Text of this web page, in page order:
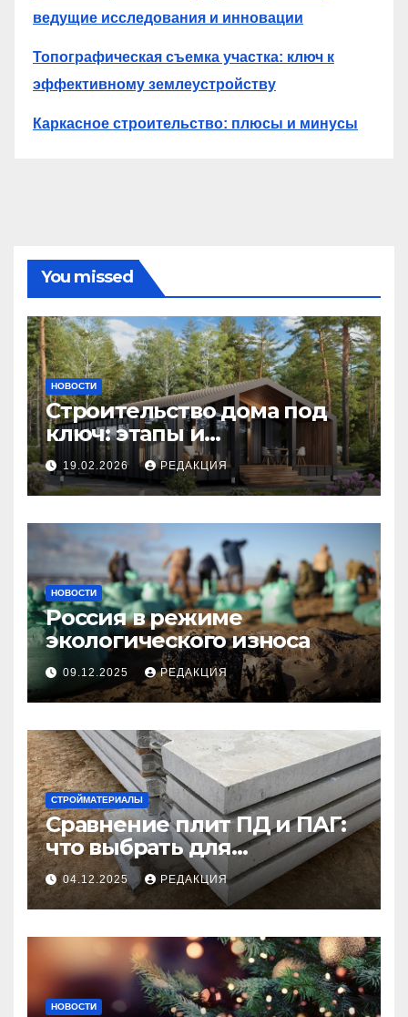
ведущие исследования и инновации
Топографическая съемка участка: ключ к
эффективному землеустройству
Каркасное строительство: плюсы и минусы
You missed
НОВОСТИ
Строительство дома под
ключ: этапы и
планирование бюджета
19.02.2026 РЕДАКЦИЯ
НОВОСТИ
Россия в режиме
экологического износа
09.12.2025 РЕДАКЦИЯ
СТРОЙМАТЕРИАЛЫ
Сравнение плит ПД и ПАГ:
что выбрать для
долговечного и прочного
покрытия
04.12.2025 РЕДАКЦИЯ
НОВОСТИ